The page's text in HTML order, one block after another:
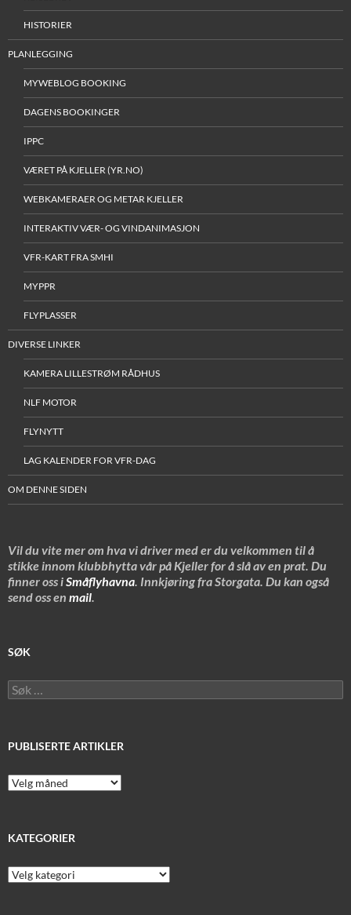
HISTORIER
PLANLEGGING
MYWEBLOG BOOKING
DAGENS BOOKINGER
IPPC
VÆRET PÅ KJELLER (YR.NO)
WEBKAMERAER OG METAR KJELLER
INTERAKTIV VÆR- OG VINDANIMASJON
VFR-KART FRA SMHI
MYPPR
FLYPLASSER
DIVERSE LINKER
KAMERA LILLESTRØM RÅDHUS
NLF MOTOR
FLYNYTT
LAG KALENDER FOR VFR-DAG
OM DENNE SIDEN
Vil du vite mer om hva vi driver med er du velkommen til å
stikke innom klubbhytta vår på Kjeller for å slå av en prat. Du
finner oss iSmåflyhavna. Innkjøring fra Storgata. Du kan også
send oss en mail.
SØK
Søk
etter:
PUBLISERTE ARTIKLER
Publiserte
artikler
KATEGORIER
Kategorier